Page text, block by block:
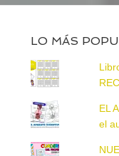
LO MÁS
EL
el